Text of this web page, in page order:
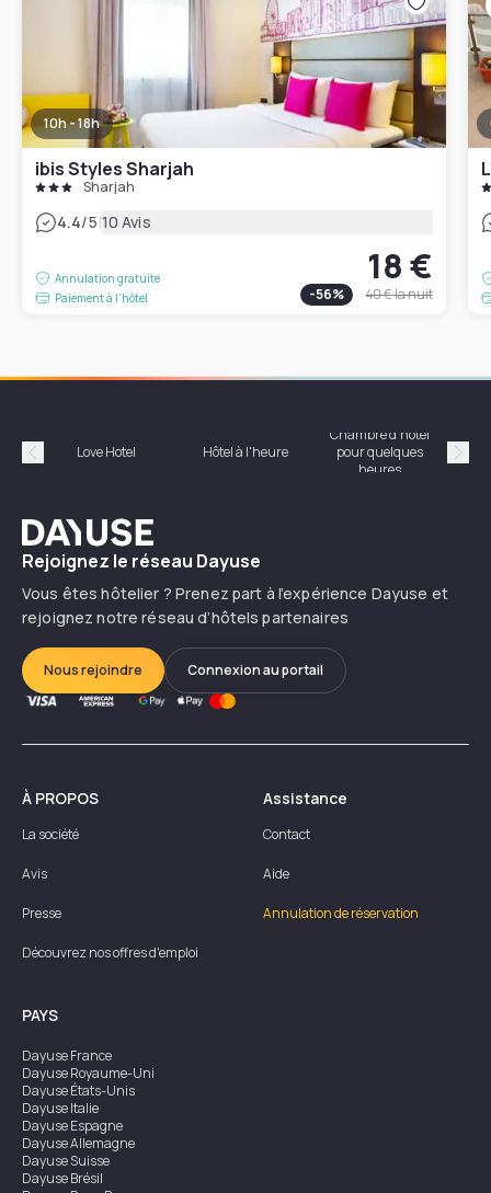
10h - 18h
ibis Styles Sharjah
Sharjah
4.4/5|10 Avis
Annulation gratuite
Paiement à l'hôtel
18 €
-56% 40 €la nuit
Précédent
Love Hotel Hôtel à l'heure
Chambre d'hôtel
pour quelques
heures
Dayuse
Rejoignez le réseau Dayuse
Vous êtes hôtelier ? Prenez part à l’expérience Dayuse et
rejoignez notre réseau d’hôtels partenaires
Nous rejoindre Connexion au portail
À PROPOS
La société
Avis
Presse
Découvrez nos offres d'emploi
Assistance
Contact
Aide
Annulation de réservation
PAYS
DayuseFrance
DayuseRoyaume-Uni
DayuseÉtats-Unis
DayuseItalie
DayuseEspagne
DayuseAllemagne
DayuseSuisse
DayuseBrésil